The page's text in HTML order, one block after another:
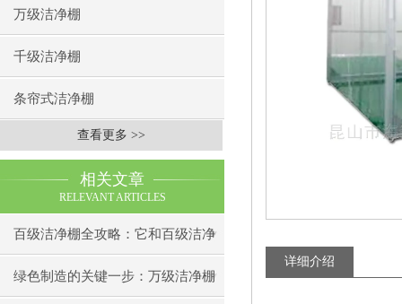
万级洁净棚
千级洁净棚
条帘式洁净棚
查看更多 >>
相关文章
RELEVANT ARTICLES
百级洁净棚全攻略：它和百级洁净
室到底有什么区别？
绿色制造的关键一步：万级洁净棚
详细介绍